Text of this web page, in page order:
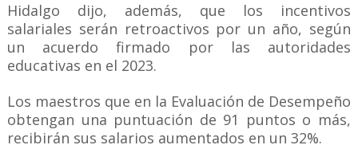
Hidalgo dijo, además, que los incentivos
salariales serán retroactivos por un año, según
un acuerdo firmado por las autoridades
educativas en el 2023.
Los maestros que en la Evaluación de Desempeño
obtengan una puntuación de 91 puntos o más,
recibirán sus salarios aumentados en un 32%.